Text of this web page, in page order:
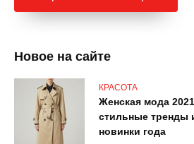
Новое на сайте
КРАСОТА
Женская мода
стильные тренды
новинки года